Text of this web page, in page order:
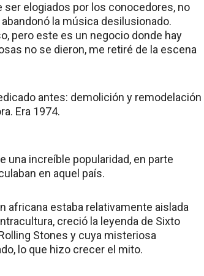
ser elogiados por los conocedores, no
la música desilusionado.
pero este es un negocio donde hay
no se dieron, me retiré de la escena
antes: demolición y remodelación
Era 1974.
una increíble popularidad, en parte
en aquel país.
africana estaba relativamente aislada
creció la leyenda de Sixto
Stones y cuya misteriosa
lo que hizo crecer el mito.